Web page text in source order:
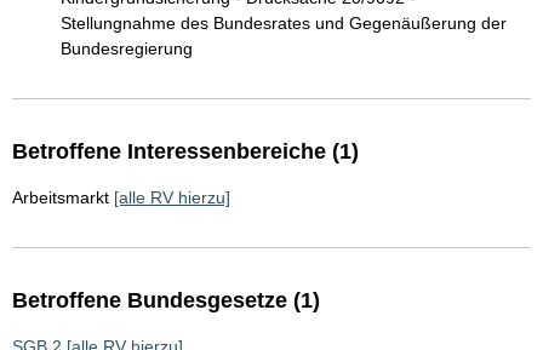
Stellungnahme des Bundesrates und Gegenäußerung der
Bundesregierung
Betroffene Interessenbereiche (1)
Arbeitsmarkt [alle RV hierzu]
Betroffene Bundesgesetze (1)